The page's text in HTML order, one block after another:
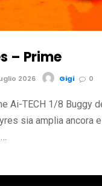
– Prime
2026 Gigi 0
Ai-TECH 1/8 Buggy
sia amplia ancora